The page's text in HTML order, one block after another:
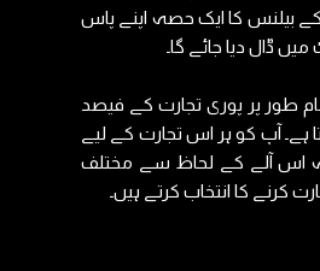
بیلنس کا ایک حصہ اپنے پاس
ڈال دیا جائے گا۔
طور پر پوری تجارت کے فیصد
ہے۔ آپ کو ہر اس تجارت کے لیے
اس آلے کے لحاظ سے مختلف
کرنے کا انتخاب کرتے ہیں۔